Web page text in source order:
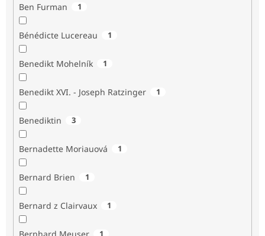
Ben Furman 1
Bénédicte Lucereau 1
Benedikt Mohelník 1
Benedikt XVI. - Joseph Ratzinger 1
Benediktin 3
Bernadette Moriauová 1
Bernard Brien 1
Bernard z Clairvaux 1
1